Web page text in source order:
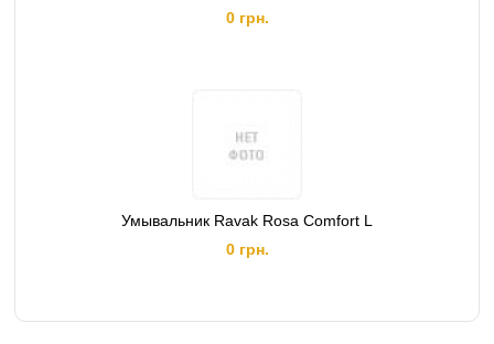
0 грн.
Умывальник Ravak Rosa Comfort L
0 грн.